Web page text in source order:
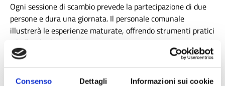
Consenso Dettagli Informazioni sui cookie
Ogni sessione di scambio prevede la partecipazione di due
persone e dura una giornata. Il personale comunale
illustrerà le esperienze maturate, offrendo strumenti pratici
e indicazioni operative.
N.B. Le date segnalate sono indicative. Le date definitive
saranno concordate con il Comune di Ferrara.